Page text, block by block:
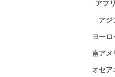
アフ
アジ
ヨーロ
南アメ
オセア